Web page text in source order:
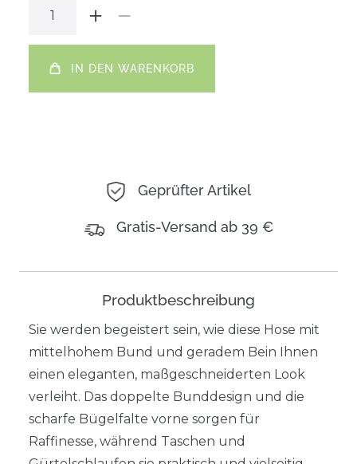
IN DEN WARENKORB
Geprüfter Artikel
Gratis-Versand ab 39 €
Produktbeschreibung
Sie werden begeistert sein, wie diese Hose mit
mittelhohem Bund und geradem Bein Ihnen
einen eleganten, maßgeschneiderten Look
verleiht. Das doppelte Bunddesign und die
scharfe Bügelfalte vorne sorgen für
Raffinesse, während Taschen und